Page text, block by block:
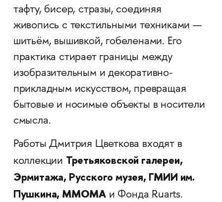
тафту, бисер, стразы, соединяя
живопись с текстильными техниками —
шитьём, вышивкой, гобеленами. Его
практика стирает границы между
изобразительным и декоративно-
прикладным искусством, превращая
бытовые и носимые объекты в носители
смысла.
Работы Дмитрия Цветкова входят в
коллекции Третьяковской галереи,
Эрмитажа, Русского музея, ГМИИ им.
Пушкина, ММОМА и Фонда Ruarts.